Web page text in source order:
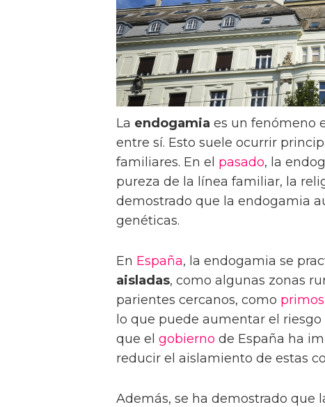
La endogamia es un fenómeno
entre sí. Esto suele ocurrir
familiares. En el pasado, la
pureza de la línea familiar, la
demostrado que la endogamia
genéticas.
En España, la endogamia se
aisladas, como algunas zonas
parientes cercanos, como primos
lo que puede aumentar el
que el gobierno de España ha
reducir el aislamiento de estas
Además, se ha demostrado que